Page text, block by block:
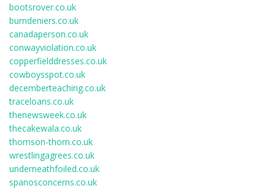
bootsrover.co.uk
burndeniers.co.uk
canadaperson.co.uk
conwayviolation.co.uk
copperfielddresses.co.uk
cowboysspot.co.uk
decemberteaching.co.uk
traceloans.co.uk
thenewsweek.co.uk
thecakewala.co.uk
thomson-thorn.co.uk
wrestlingagrees.co.uk
underneathfoiled.co.uk
spanosconcerns.co.uk